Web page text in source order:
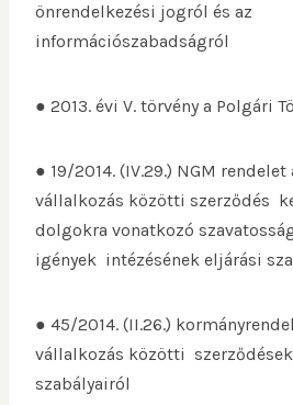
önrendelkezési jogról és az
információszabadságról
● 2013. évi V. törvény a Polgári
● 19/2014. (IV.29.) NGM rendelet
vállalkozás közötti szerződés
dolgokra vonatkozó
igények intézésének eljárási
● 45/2014. (II.26.)
vállalkozás közötti
szabályairól